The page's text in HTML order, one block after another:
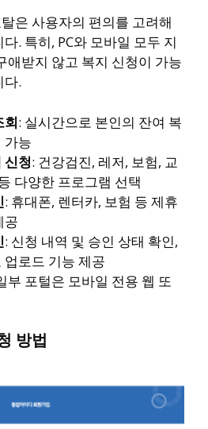
은 사용자의 편의를 고려해
. 특히, PC와 모바일 모두 지
애받지 않고 복지 신청이 가능
다.
회: 실시간으로 본인의 잔여 복
가능
신청: 건강검진, 레저, 보험, 교
다양한 프로그램 선택
: 휴대폰, 렌터카, 보험 등 제휴
공
: 신청 내역 및 승인 상태 확인,
로드 기능 제공
부 포털은 모바일 전용 웹 또
방법